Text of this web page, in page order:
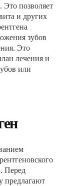
Это позволяет
и других
зубов
Это
лечения и
или
Перед
предлагают